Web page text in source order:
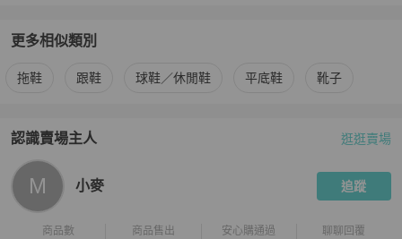
更多相似類別
更多Hermès女鞋 相似商品推薦
拖鞋 跟鞋 球鞋／休閒鞋 平底鞋 靴子
認識賣場主人
PopChill 拍拍圈嚴選賣家
逛逛賣場
M 小麥 追蹤
商品數 商品售出 安心購通過 聊聊回覆